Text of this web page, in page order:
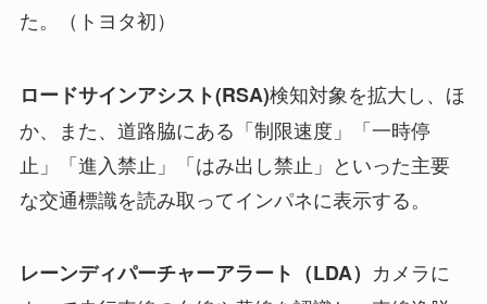
た。（トヨタ初）
ロードサインアシスト(RSA)検知対象を拡大し、ほ
か、また、道路脇にある「制限速度」「一時停
止」「進入禁止」「はみ出し禁止」といった主要
な交通標識を読み取ってインパネに表示する。
レーンディパーチャーアラート（LDA） カメラに